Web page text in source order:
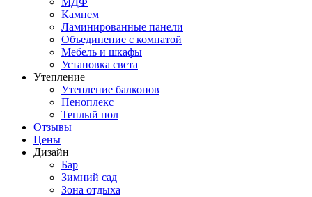
Камнем
Ламинированные панели
Объединение с комнатой
Мебель и шкафы
Установка света
Утепление
Утепление балконов
Пеноплекс
Теплый пол
Отзывы
Цены
Дизайн
Бар
Зимний сад
Зона отдыха